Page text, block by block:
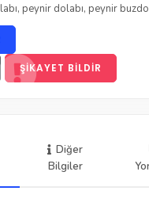
, peynir dolabı, peynir
ŞIKAYET BILDIR
Diğer
Bilgiler